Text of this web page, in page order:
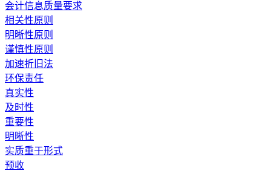
会计信息质量要求
相关性原则
明晰性原则
谨慎性原则
加速折旧法
环保责任
真实性
及时性
重要性
明晰性
实质重于形式
预收